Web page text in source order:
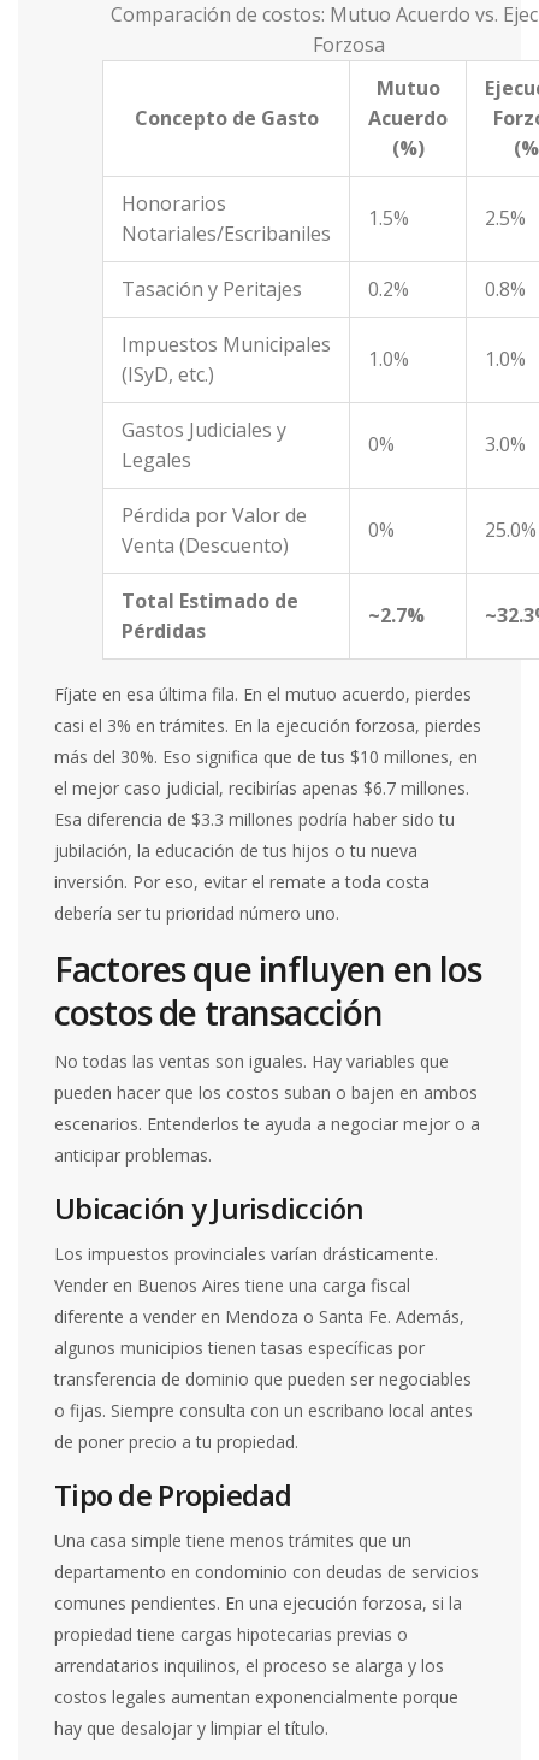
Comparación de costos: Mutuo Acuerdo vs.
Forzosa
Concepto de Gasto
Mutuo
Acuerdo
(%)
Honorarios
Notariales/Escribaniles
1.5% 2.5%
Tasación y Peritajes 0.2% 0.8%
Impuestos Municipales
(ISyD, etc.)
1.0% 1.0%
Gastos Judiciales y
Legales
0% 3.0%
Pérdida por Valor de
Venta (Descuento)
0% 25.0%
Total Estimado de
Pérdidas
~2.7%
Fíjate en esa última fila. En el mutuo acuerdo, pierdes
casi el 3% en trámites. En la ejecución forzosa, pierdes
más del 30%. Eso significa que de tus $10 millones, en
el mejor caso judicial, recibirías apenas $6.7 millones.
Esa diferencia de $3.3 millones podría haber sido tu
jubilación, la educación de tus hijos o tu nueva
inversión. Por eso, evitar el remate a toda costa
debería ser tu prioridad número uno.
Factores que influyen en los
costos de transacción
No todas las ventas son iguales. Hay variables que
pueden hacer que los costos suban o bajen en ambos
escenarios. Entenderlos te ayuda a negociar mejor o a
anticipar problemas.
Ubicación y Jurisdicción
Los impuestos provinciales varían drásticamente.
Vender en Buenos Aires tiene una carga fiscal
diferente a vender en Mendoza o Santa Fe. Además,
algunos municipios tienen tasas específicas por
transferencia de dominio que pueden ser negociables
o fijas. Siempre consulta con un escribano local antes
de poner precio a tu propiedad.
Tipo de Propiedad
Una casa simple tiene menos trámites que un
departamento en condominio con deudas de servicios
comunes pendientes. En una ejecución forzosa, si la
propiedad tiene cargas hipotecarias previas o
arrendatarios inquilinos, el proceso se alarga y los
costos legales aumentan exponencialmente porque
hay que desalojar y limpiar el título.